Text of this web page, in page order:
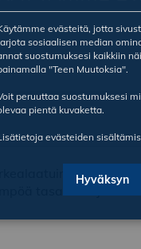
18/10
tasaisesti ja
evästeitä, jotta
sosiaalisen median
suostumuksesi kaikkiin
"Teen Muutoksia".
peruuttaa suostumuksesi
pientä kuvaketta.
evästeiden
Hyväksyn